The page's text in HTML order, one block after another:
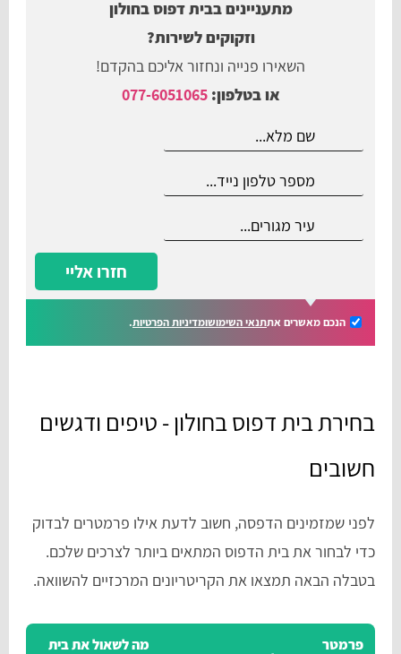
מתעניינים בבית דפוס בחולון
וזקוקים לשירות?
השאירו פנייה ונחזור אליכם בהקדם!
או בטלפון:077-6051065
חזרו אליי
הנכם מאשרים אתתנאי השימושומדיניות הפרטיות.
בחירת בית דפוס בחולון - טיפים ודגשים
חשובים
לפני שמזמינים הדפסה, חשוב לדעת אילו פרמטרים לבדוק
כדי לבחור את בית הדפוס המתאים ביותר לצרכים שלכם.
בטבלה הבאה תמצאו את הקריטריונים המרכזיים להשוואה.
פרמטר מה לשאול את בית